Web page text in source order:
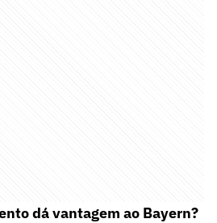
dá vantagem ao Bayern?